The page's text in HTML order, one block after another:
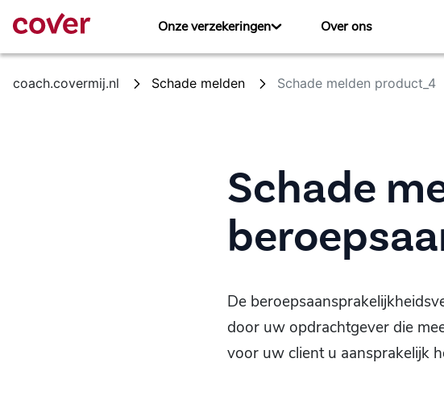
Skip to Main Content
Onze verzekeringen Over ons
coach.covermij.nl Schade melden Schade melden product_4
Schade
De
door uw opdrachtgever die
voor uw client u aansprakelijk